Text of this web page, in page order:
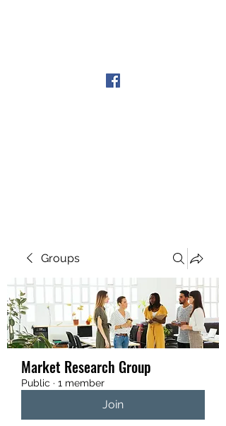
Groups
Market Research Group
Public · 1 member
Join